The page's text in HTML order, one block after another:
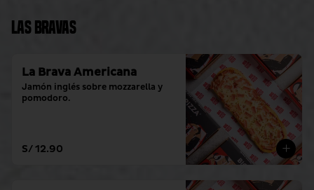
Las Bravas
La Brava Americana
Jamón inglés sobre mozzarella y
pomodoro.
S/ 12.90